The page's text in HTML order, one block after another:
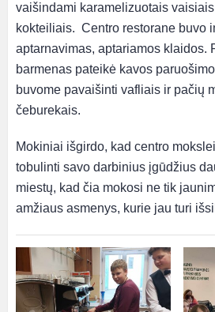
vaišindami karamelizuotais
kokteiliais. Centro restorane buvo
aptarnavimas, aptariamos klaidos.
barmenas pateikė kavos
buvome pavaišinti vafliais ir pačių
čeburekais.
Mokiniai išgirdo, kad centro
tobulinti savo darbinius įgūdžius
miestų, kad čia mokosi ne tik
amžiaus asmenys, kurie jau turi